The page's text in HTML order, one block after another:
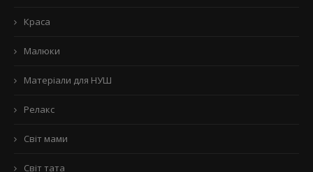
Краса
Малюки
Матеріали для НУШ
Релакс
Світ мами
Світ тата